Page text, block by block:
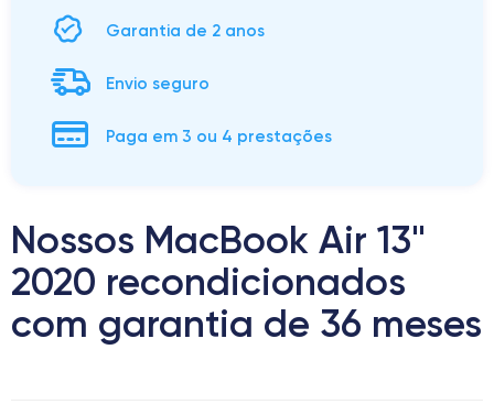
Garantia de 2 anos
Envio seguro
Paga em 3 ou 4 prestações
Nossos MacBook Air 13"
2020 recondicionados
com garantia de 36 meses